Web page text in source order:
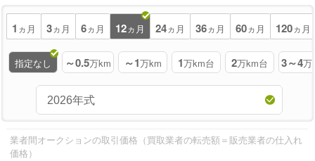
1 ヵ月 3ヵ月 6ヵ月 12ヵ月 24ヵ月 36ヵ月 60ヵ月 120ヵ月
指定なし ～0.5万km ～1万km 1万km台 2万km台 3～4万
業者間オークションの取引価格（買取業者の転売額＝販売業者の仕入れ
価格）